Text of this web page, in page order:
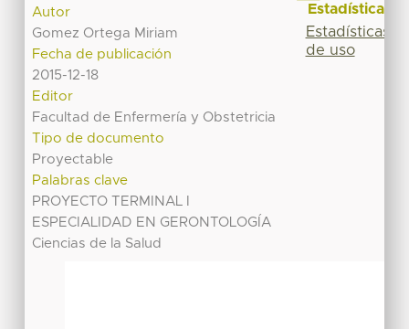
Autor
Gomez Ortega Miriam
Fecha de publicación
2015-12-18
Editor
Facultad de Enfermería y Obstetricia
Tipo de documento
Proyectable
Palabras clave
PROYECTO TERMINAL I
ESPECIALIDAD EN GERONTOLOGÍA
Ciencias de la Salud
Estadísticas
Estadísticas
de uso